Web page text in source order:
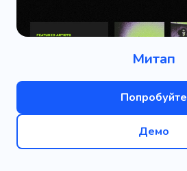
Митап
Попробуйте
Демо